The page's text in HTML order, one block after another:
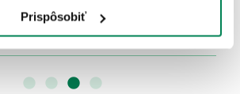
Prispôsobiť